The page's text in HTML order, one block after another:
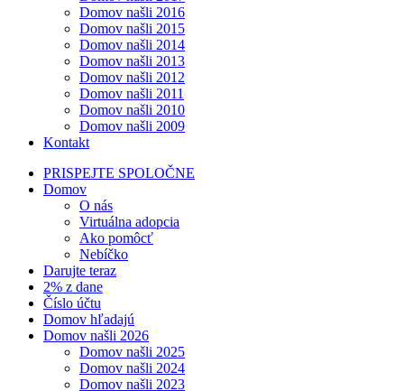
Domov našli 2016
Domov našli 2015
Domov našli 2014
Domov našli 2013
Domov našli 2012
Domov našli 2011
Domov našli 2010
Domov našli 2009
Kontakt
PRISPEJTE SPOLOČNE
Domov
O nás
Virtuálna adopcia
Ako pomôcť
Nebíčko
Darujte teraz
2% z dane
Číslo účtu
Domov hľadajú
Domov našli 2026
Domov našli 2025
Domov našli 2024
Domov našli 2023